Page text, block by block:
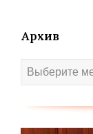
Архив
Архив